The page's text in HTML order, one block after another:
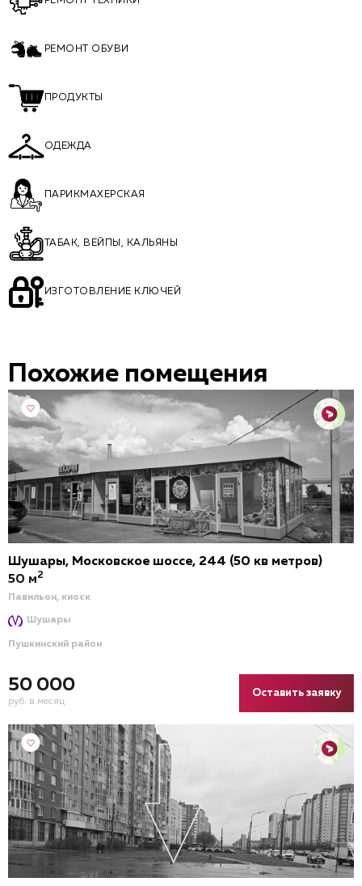
РЕМОНТ ОБУВИ
ПРОДУКТЫ
ОДЕЖДА
ПАРИКМАХЕРСКАЯ
ТАБАК, ВЕЙПЫ, КАЛЬЯНЫ
ИЗГОТОВЛЕНИЕ КЛЮЧЕЙ
Похожие помещения
Шушары, Московское шоссе, 244 (50 кв метров)
Павильон, киоск
Шушары
Пушкинский район
50 000
руб. в месяц
50 м2
Оставить заявку